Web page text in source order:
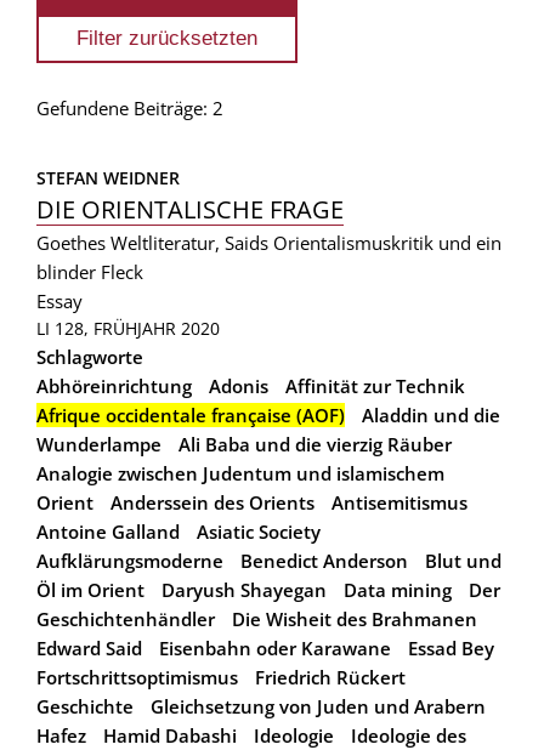
Gefundene Beiträge: 2
STEFAN WEIDNER
DIE ORIENTALISCHE FRAGE
Goethes Weltliteratur, Saids Orientalismuskritik und ein
blinder Fleck
Essay
LI 128, FRÜHJAHR 2020
Schlagworte
Abhöreinrichtung
Adonis
Affinität zur Technik
Afrique occidentale française (AOF)
Aladdin und die
Wunderlampe
Ali Baba und die vierzig Räuber
Analogie zwischen Judentum und islamischem
Orient
Anderssein des Orients
Antisemitismus
Antoine Galland
Asiatic Society
Aufklärungsmoderne
Benedict Anderson
Blut und
Öl im Orient
Daryush Shayegan Data mining
Der
Geschichtenhändler
Die Wisheit des Brahmanen
Edward Said
Eisenbahn oder Karawane
Essad Bey
Fortschrittsoptimismus
Friedrich Rückert
Geschichte
Gleichsetzung von Juden und Arabern
Hafez
Hamid Dabashi Ideologie
Ideologie des